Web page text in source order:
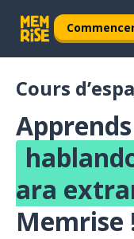
Cours
ara
Memrise